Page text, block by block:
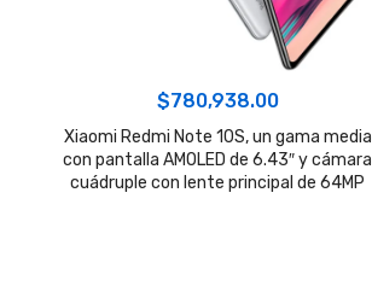
$780,938.00
Xiaomi Redmi Note 10S, un gama media
con pantalla AMOLED de 6.43″ y cámara
cuádruple con lente principal de 64MP